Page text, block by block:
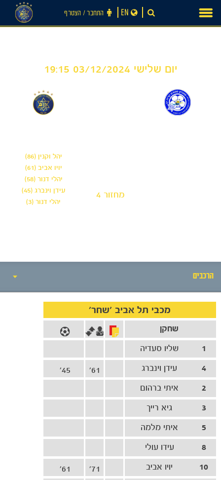
content
התחבר ‪/‬ הצטרף EN
יום שלישי 03/12/2024 19:15
יהל וקנין (86)
יויו אביב (61)
יהלי דנור (58)
עידן וינברג (45)
יהלי דנור (3)
מחזור 4
הרכבים
אירועי המשחק
סיקור המשחק
הרכבים
גלריה
מכבי תל אביב 'שחר'
שחקן
1
שליו סעדיה
4
עידן וינברג 45'
61'
2
איתי ברהום
3
גיא רייך
5
איתי מלמה
8
עידו עולי
10
יויו אביב 61'
71'